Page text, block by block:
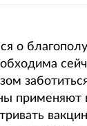
о
применяют